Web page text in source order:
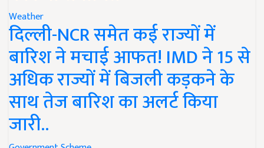
Weather
दिल्ली-NCR समेत कई राज्यों में
बारिश ने मचाई आफत! IMD ने 15 से
अधिक राज्यों में बिजली कड़कने के
साथ तेज बारिश का अलर्ट किया
जारी..